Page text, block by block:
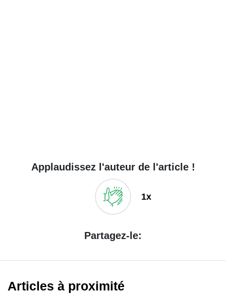
Applaudissez l'auteur de l'article !
1x
Partagez-le:
Articles à proximité